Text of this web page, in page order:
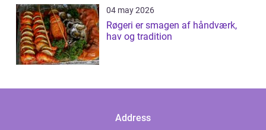
04 may 2026
Røgeri er smagen af håndværk,
hav og tradition
Address